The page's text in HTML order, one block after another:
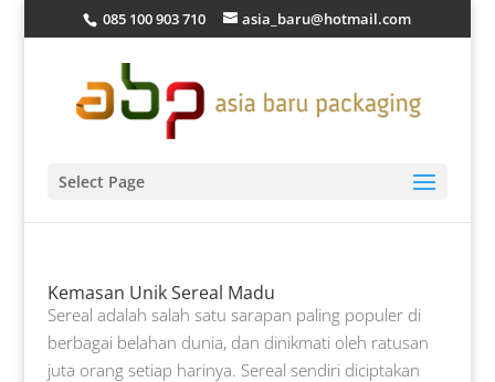
085 100 903 710 asia_baru@hotmail.com
Select Page
Kemasan Unik Sereal Madu
Sereal adalah salah satu sarapan paling populer di
berbagai belahan dunia, dan dinikmati oleh ratusan
juta orang setiap harinya. Sereal sendiri diciptakan